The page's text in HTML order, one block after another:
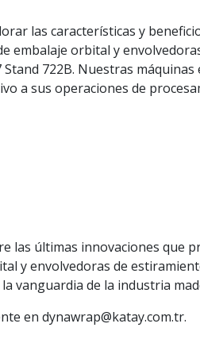
las características y
embalaje orbital y
722B. Nuestras
a sus operaciones de
las últimas innovaciones que
y envolvedoras de
vanguardia de la industria
en dynawrap@katay.com.tr.